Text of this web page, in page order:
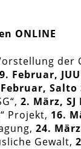
ONLINE
der
9. Februar,
Salto
2. März, SJ
Projekt, 16.
24.
Gewalt,